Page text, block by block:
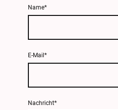
Name*
E-Mail *
Nachricht*